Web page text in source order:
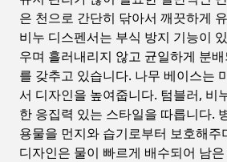
은 천으로 간단히 닦아서 깨끗하게
비누 디스펜서는 부식 방지 기능이
우며 흘러내리지 않고 균일하게 분
를 갖추고 있습니다. 나무 베이스는
서 디자인을 높여줍니다. 텀블러, 비
한 응집력 있는 스타일을 따릅니다.
용물을 먼지와 습기로부터 보호해주
디자인은 물이 빠르게 배수되어 남